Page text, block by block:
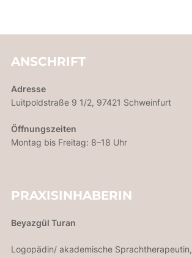
ANSCHRIFT
Adresse
Luitpoldstraße 9 1/2, 97421 Schweinfurt
Öffnungszeiten
Montag bis Freitag: 8–18 Uhr
PRAXISINHABERIN
Beyazgül Turan
Logopädin/ akademische Sprachtherapeutin,